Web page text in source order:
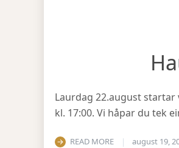
Laurdag 22.august
kl. 17:00. Vi håpar du tek
READ MORE august 19,